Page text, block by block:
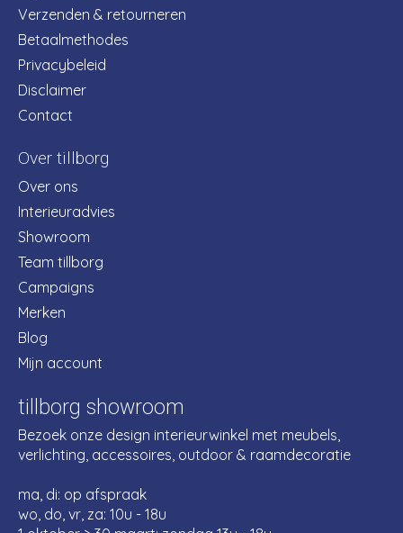
Verzenden & retourneren
Betaalmethodes
Privacybeleid
Disclaimer
Contact
Over tillborg
Over ons
Interieuradvies
Showroom
Team tillborg
Campaigns
Merken
Blog
Mijn account
tillborg showroom
Bezoek onze design interieurwinkel met meubels,
verlichting, accessoires, outdoor & raamdecoratie
ma, di: op afspraak
wo, do, vr, za: 10u - 18u